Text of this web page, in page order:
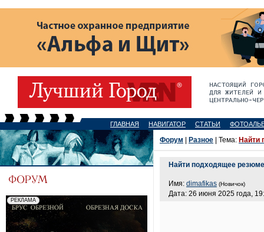
ГЛАВНАЯ НАВИГАТОР СТАТЬИ
Форум Разное | Тема: Найти
Найти подходящее
Имя: dimafikas (Новичок)
Дата: 26 июня 2025 года,